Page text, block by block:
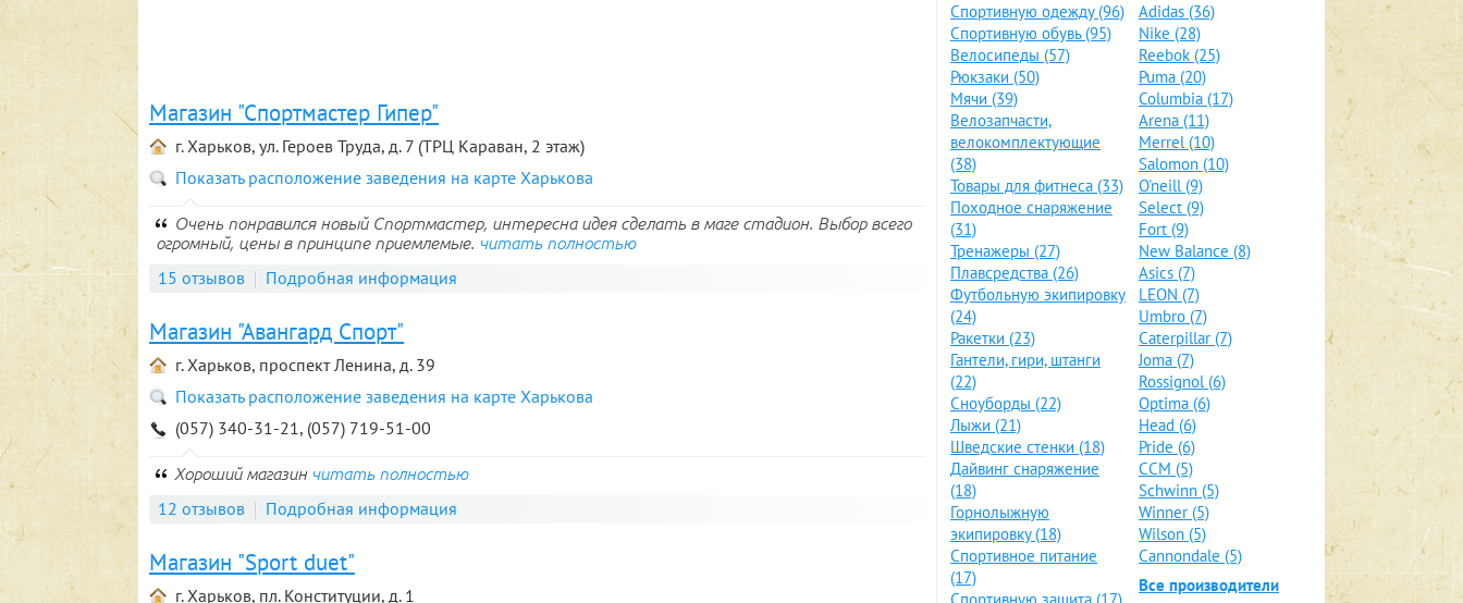
Магазин "Спортмастер Гипер"
г. Харьков, ул. Героев Труда, д. 7 (ТРЦ Караван, 2 этаж)
Показать расположение заведения на карте Харькова
Очень понравился новый Спортмастер, интересна идея сделать в маге стадион. Выбор всего
огромный, цены в принципе приемлемые. читать полностью
15 отзывов Подробная информация
Магазин "Авангард Спорт"
г. Харьков, проспект Ленина, д. 39
Показать расположение заведения на карте Харькова
(057) 340-31-21, (057) 719-51-00
Хороший магазин читать полностью
12 отзывов Подробная информация
Магазин "Sport duet"
г. Харьков, пл. Конституции, д. 1
Спортивную одежду (96)
Спортивную обувь (95)
Велосипеды (57)
Рюкзаки (50)
Мячи (39)
Велозапчасти,
велокомплектующие
(38)
Товары для фитнеса (33)
Походное снаряжение
(31)
Тренажеры (27)
Плавсредства (26)
Футбольную экипировку
(24)
Ракетки (23)
Гантели, гири, штанги
(22)
Сноуборды (22)
Лыжи (21)
Шведские стенки (18)
Дайвинг снаряжение
(18)
Горнолыжную
экипировку (18)
Спортивное питание
(17)
Adidas (36)
Nike (28)
Reebok (25)
Puma (20)
Columbia (17)
Arena (11)
Merrel (10)
Salomon (10)
O'neill (9)
Select (9)
Fort (9)
New Balance (8)
Asics (7)
LEON (7)
Umbro (7)
Caterpillar (7)
Joma (7)
Rossignol (6)
Optima (6)
Head (6)
Pride (6)
CCM (5)
Schwinn (5)
Winner (5)
Wilson (5)
Cannondale (5)
Все производители